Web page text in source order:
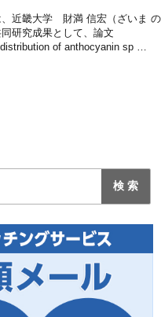
、近畿大学 財満 信宏（ざいま の
研究成果として、論文
of anthocyanin sp …